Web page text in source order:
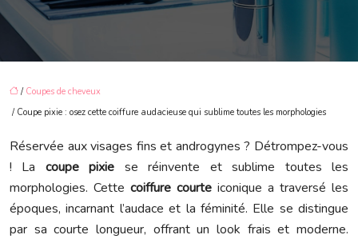
/ Coupes de cheveux
/ Coupe pixie : osez cette coiffure audacieuse qui sublime toutes les morphologies
Réservée aux visages fins et androgynes ? Détrompez-vous
! La coupe pixie se réinvente et sublime toutes les
morphologies. Cette coiffure courte iconique a traversé les
époques, incarnant l’audace et la féminité. Elle se distingue
par sa courte longueur, offrant un look frais et moderne.